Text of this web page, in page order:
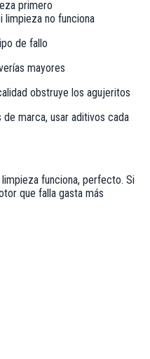
primero
limpieza no funciona
de fallo
mayores
obstruye los agujeritos
de marca, usar aditivos cada
funciona, perfecto. Si
que falla gasta más